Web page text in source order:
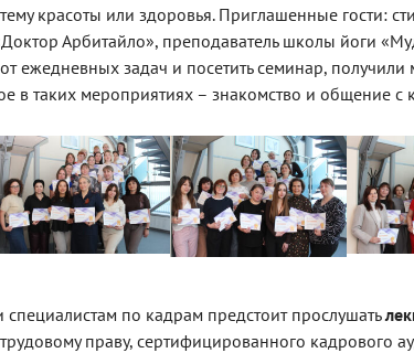
красоты или здоровья. Приглашенные гости:
Арбитайло», преподаватель школы йоги
от ежедневных задач и посетить семинар,
в таких мероприятиях – знакомство и общение с
по кадрам предстоит прослушать
праву, сертифицированного кадрового